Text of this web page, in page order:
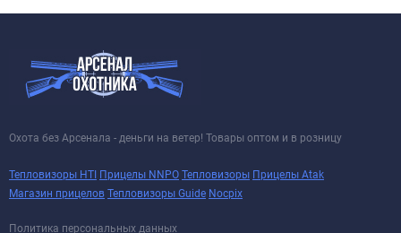
Охота без Арсенала - деньги на ветер! Товары оптом и в розницу
Тепловизоры HTI Прицелы NNPO Тепловизоры Прицелы Atak
Магазин прицелов Тепловизоры Guide Nocpix
Политика персональных данных